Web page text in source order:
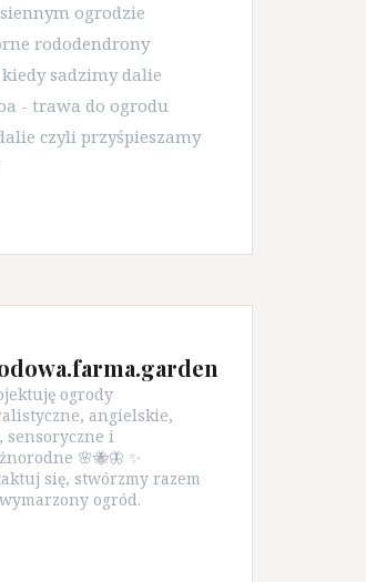
ogrodzie
rododendrony
sadzimy dalie
- trawa do ogrodu
czyli przyśpieszamy
ogrody
angielskie,
sensoryczne i
🌸🐝🦋 ✨
się, stwórzmy razem
ogród.